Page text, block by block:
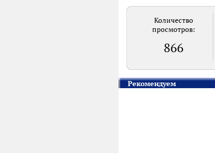
Количество
просмотров:
866
Рекомендуем